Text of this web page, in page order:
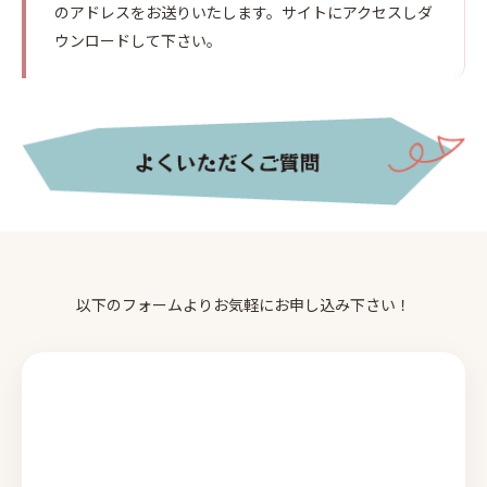
のアドレスをお送りいたします。サイトにアクセスしダ
ウンロードして下さい。
以下のフォームよりお気軽にお申し込み下さい！